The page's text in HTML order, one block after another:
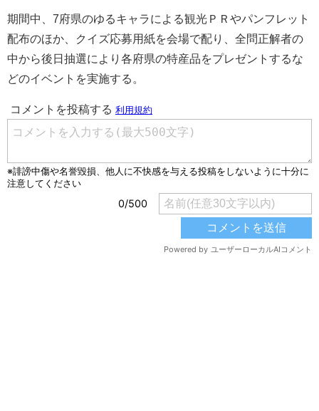
期間中、7府県のゆるキャラによる観光ＰＲやパンフレット
配布のほか、クイズ応募用紙を会場で配り、全問正解者の
中から後日抽選により各府県の特産品をプレゼントするな
どのイベントを実施する。